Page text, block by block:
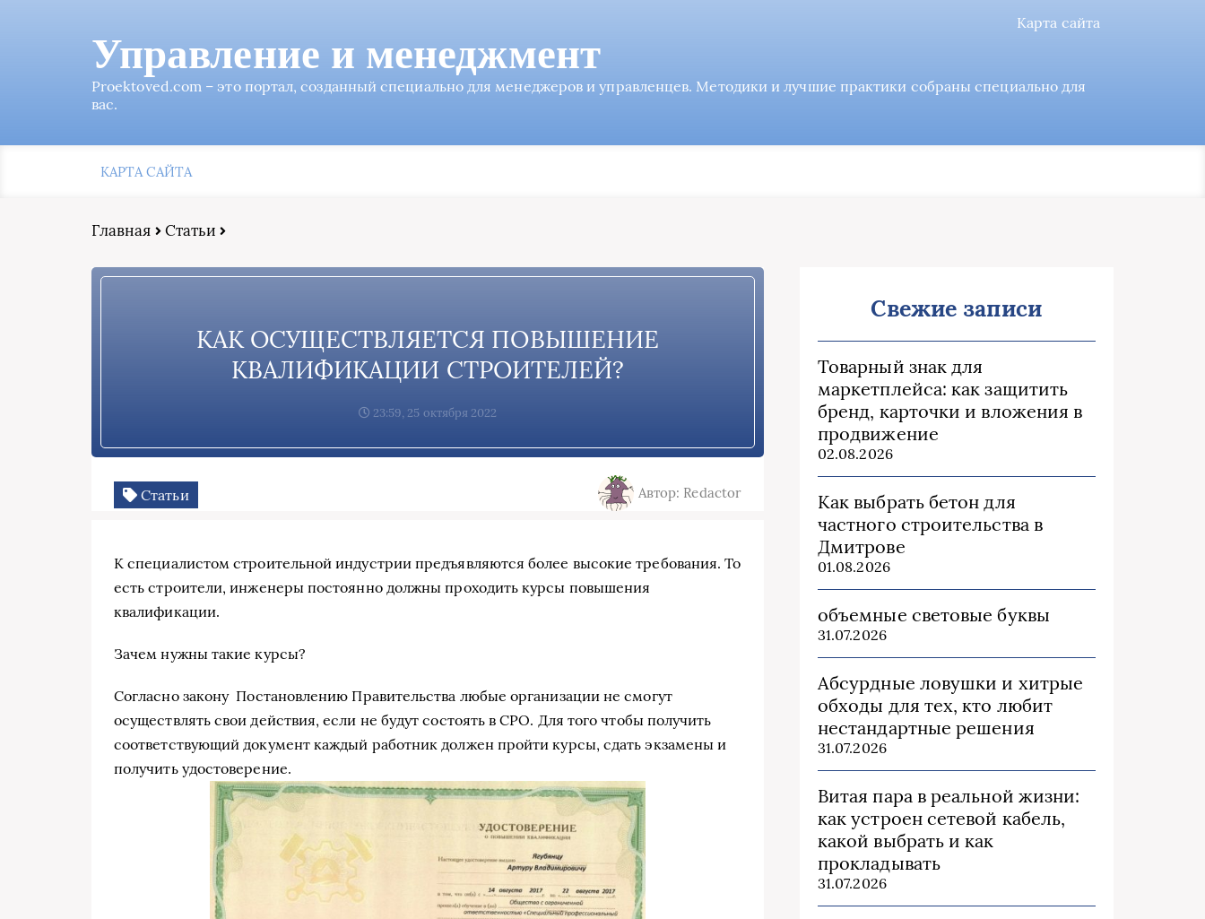
Карта сайта
Управление и менеджмент
Proektoved.com – это портал, созданный специально для менеджеров и управленцев. Методики и лучшие практики собраны специально для
вас.
КАРТА САЙТА
Главная Статьи
КАК ОСУЩЕСТВЛЯЕТСЯ ПОВЫШЕНИЕ
КВАЛИФИКАЦИИ СТРОИТЕЛЕЙ?
23:59, 25 октября 2022
Статьи Автор: Redactor
К специалистом строительной индустрии предъявляются более высокие требования. То
есть строители, инженеры постоянно должны проходить курсы повышения
квалификации.
Зачем нужны такие курсы?
Согласно закону Постановлению Правительства любые организации не смогут
осуществлять свои действия, если не будут состоять в СРО. Для того чтобы получить
соответствующий документ каждый работник должен пройти курсы, сдать экзамены и
получить удостоверение.
Свежие записи
Товарный знак для
маркетплейса: как защитить
бренд, карточки и вложения в
продвижение
02.08.2026
Как выбрать бетон для
частного строительства в
Дмитрове
01.08.2026
объемные световые буквы
31.07.2026
Абсурдные ловушки и хитрые
обходы для тех, кто любит
нестандартные решения
31.07.2026
Витая пара в реальной жизни:
как устроен сетевой кабель,
какой выбрать и как
прокладывать
31.07.2026